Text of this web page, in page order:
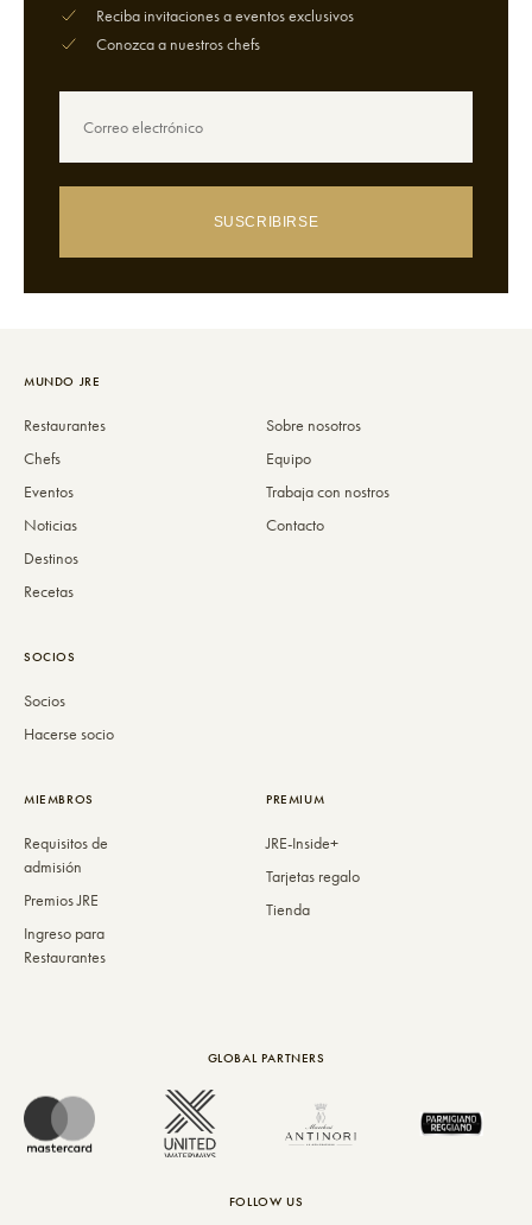
Reciba invitaciones a eventos exclusivos
Conozca a nuestros chefs
SUSCRIBIRSE
MUNDO JRE
Restaurantes
Chefs
Eventos
Noticias
Destinos
Recetas
Sobre nosotros
Equipo
Trabaja con nostros
Contacto
SOCIOS
Socios
Hacerse socio
MIEMBROS
Requisitos de
admisión
Premios JRE
Ingreso para
Restaurantes
PREMIUM
JRE-Inside+
Tarjetas regalo
Tienda
GLOBAL PARTNERS
FOLLOW US